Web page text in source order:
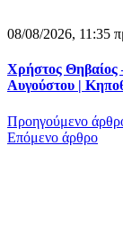
08/08/2026, 11:35
Χρήστος Θηβαίος
Αυγούστου |
Προηγούμενο
Επόμενο άρθρο